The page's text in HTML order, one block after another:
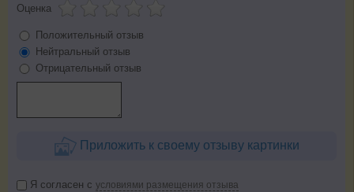
Оценка
Положительный отзыв
Нейтральный отзыв
Отрицательный отзыв
Приложить к своему отзыву картинки
Я согласен с условиями размещения отзыва